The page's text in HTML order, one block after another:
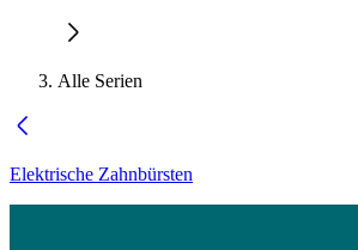
Alle Serien
Elektrische Zahnbürsten